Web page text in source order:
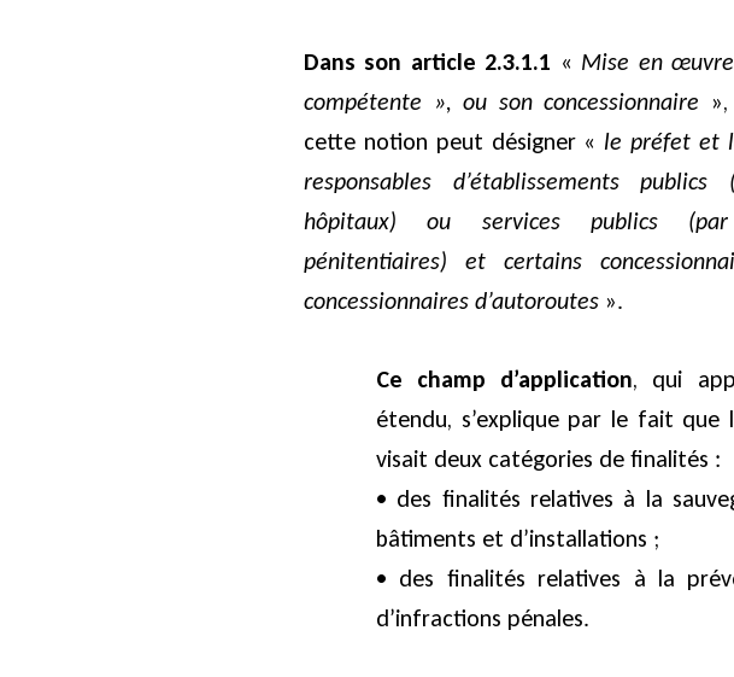
Dans son article 2.3.1.1 « Mise en
compétente », ou son concessionnaire
cette notion peut désigner « le préfet et
responsables d’établissements publics
hôpitaux) ou services publics (par
pénitentiaires) et certains
concessionnaires d’autoroutes».
Ce champ d’application, qui
étendu, s’explique par le fait que
visait deux catégories de finalités :
• des finalités relatives à la
bâtiments et d’installations ;
• des finalités relatives à la
d’infractions pénales.